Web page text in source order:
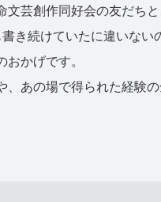
芸創作同好会の友だち
き続けていたに違いない
かげです。
あの場で得られた経験